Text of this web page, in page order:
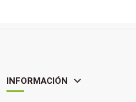
INFORMACIÓN